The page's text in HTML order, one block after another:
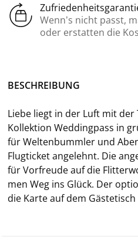
Wenn’s nicht passt,
oder erstatten die
BE­SCHREI­BUNG
Liebe liegt in der Luft mit der
Kol­lek­ti­on Wed­ding­pass in
für Wel­ten­bumm­ler und
Flug­ti­cket an­ge­lehnt. Die
für Vor­freu­de auf die
men Weg ins Glück. Der
die Karte auf dem